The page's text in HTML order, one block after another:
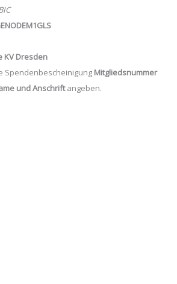
KV Dresden
Spendenbescheinigung Mitgliedsnummer
und Anschriftangeben.